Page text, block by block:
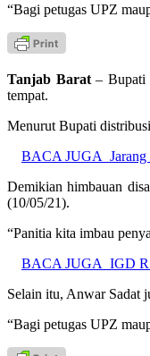
“Bagi petugas UPZ
Tanjab Barat– Bupati
tempat.
Menurut Bupati
BACA JUGA
Demikian himbauan
(10/05/21).
“Panitia kita imbau
BACA JUGA IGD
Selain itu, Anwar Sadat
“Bagi petugas UPZ